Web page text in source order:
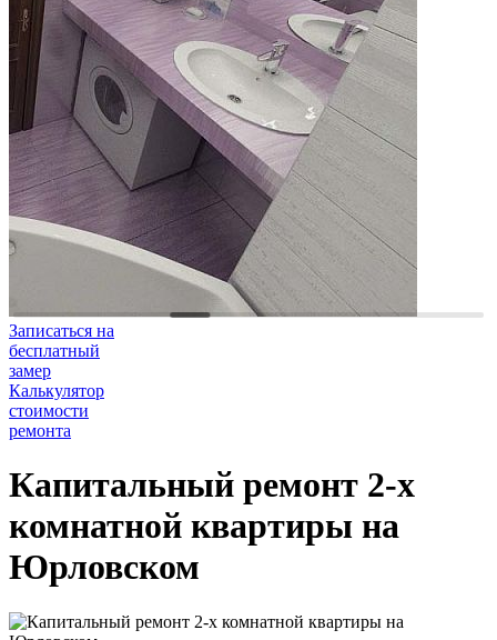
Записаться на
бесплатный
замер
Калькулятор
стоимости
ремонта
Капитальный ремонт 2-х
комнатной квартиры на
Юрловском